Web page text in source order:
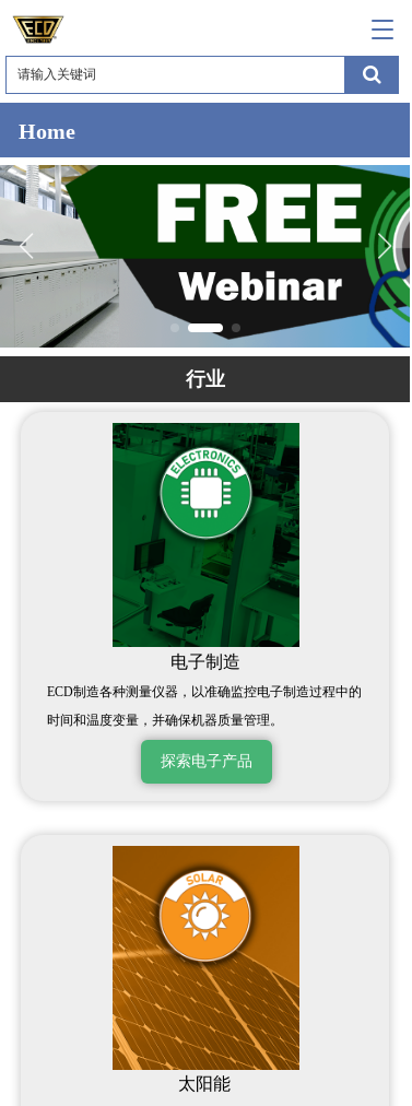
T
o
g
n
v
i
g
a
t
i
o
n
Home
行业
电子制造
ECD制造各种测量仪器，以准确监控电子制造过程中的
时间和温度变量，并确保机器质量管理。
探索电子产品
太阳能